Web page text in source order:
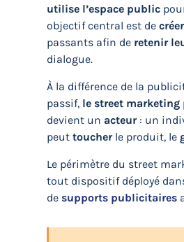
utilise l’espace public
objectif central est de
passants afin de retenir
dialogue.
À la différence de la
passif, le street marketing
devient un acteur: un
peut toucherle produit, le
Le périmètre du street
tout dispositif déployé
de supports publicitaires